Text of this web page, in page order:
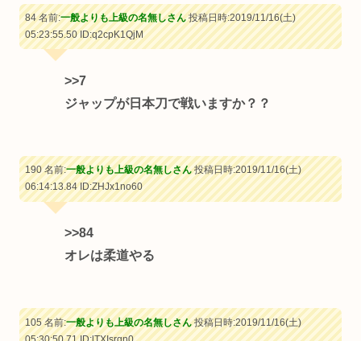
84 名前:一般よりも上級の名無しさん投稿日時:2019/11/16(土)
05:23:55.50ID:q2cpK1QjM
>>7
ジャップが日本刀で戦いますか？？
190 名前:一般よりも上級の名無しさん投稿日時:2019/11/16(土)
06:14:13.84ID:ZHJx1no60
>>84
オレは柔道やる
105 名前:一般よりも上級の名無しさん投稿日時:2019/11/16(土)